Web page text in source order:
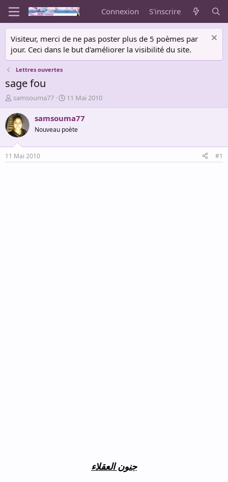
Connexion S'inscrire
Visiteur, merci de ne pas poster plus de 5 poèmes par
jour. Ceci dans le but d'améliorer la visibilité du site.
Lettres ouvertes
sage fou
A
u
t
e
u
r
d
e
samsouma77
D
a
t
d
é
11 Mai 2010
samsouma77
Nouveau poète
11 Mai 2010 #1
جنون العقلاء